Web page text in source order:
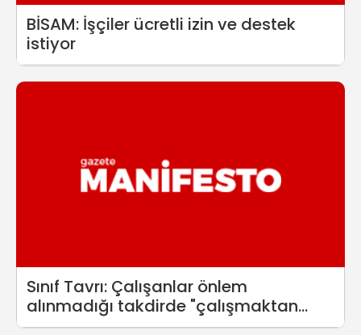
BİSAM: İşçiler ücretli izin ve destek
istiyor
Sınıf Tavrı: Çalışanlar önlem
alınmadığı takdirde "çalışmaktan
kaçınma" hakkını kullanabilirler